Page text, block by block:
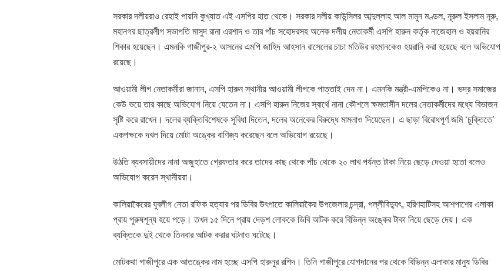
সরকার দলীয়রাও রেহাই পায়নি কুখ্যাত এই এসপির হাত থেকে। সরকার দলীয় কাউন্সিলর আব্দুল্লাহ আল মামুন মণ্ডল, নূরুল ইসলাম নূরু,
মহানগর ছাত্রলীগ সভাপতি মাসুদ রানা এরশাদ ও তার পাঁচ সহোদরসহ অনেক দলীয় নেতাকর্মী এসপি হারুন কর্তৃক নাজেহাল ও হয়রানির
শিকার হয়েছেন। এমনকি গাজীপুর-২ আসনের এমপি জাহিদ আহসান রাসেলের চাচা মতিউর রহমানকেও হয়রানি করা হয়েছে বলে অভিযোগ
রয়েছে।
আওয়ামী লীগ নেতাকর্মীরা জানান, এসপি হারুন স্থানীয় আওয়ামী লীগকে পাত্তাই দেন না। এমনকি মন্ত্রী-এমপিকেও না। ভদ্র সমাজের
কেউ ভয়ে তার কাছে অভিযোগ নিয়ে যেতেন না। এসপি হারুন নিজের স্বার্থে নানা কৌশলে ক্ষমতাসীন দলের নেতাকর্মীদের মধ্যে বিভাজন
সৃষ্টি করে রাখেন। দলের ব্যক্তিবিশেষকে সুবিধা দিতেন, দলের অনেকের বিরুদ্ধে মামলাও দিয়েছেন। এ ছাড়া বিরোধপূর্ণ জমি ‘চুক্তিতে’
একপক্ষকে দখল দিয়ে মোটা অঙ্কের বাণিজ্য করেছেন বলে অভিযোগ রয়েছে।
উঠতি ব্যবসায়ীদের নানা অজুহাতে গ্রেফতার করে তাদের কাছ থেকে পাঁচ থেকে ২০ লাখ পর্যন্ত টাকা নিয়ে ছেড়ে দেওয়া হতো বলেও
অভিযোগ করেন স্থানীয়রা।
কালিয়াকৈরের যুবলীগ নেতা রফিক হত্যার পর ডিবির উৎপাতে কালিয়াকৈর উপজেলার চন্দ্রা, পল্লীবিদ্যুৎ, হরিণহাটিসহ আশপাশের এলাকা
প্রায় পুরুষশূন্য হয়ে পড়ে। তখন ১৫ দিনে প্রায় দেড়শ লোককে ডিবি আটক করে বিভিন্ন অঙ্কের টাকা নিয়ে ছেড়ে দেয়। এক
ব্যক্তিকে দুই থেকে তিনবার আটক করার ঘটনাও ঘটেছে।
মোটকথা গাজীপুরে এক আতঙ্কের নাম হচ্ছে এসপি হারুনুর রশিদ। তিনি গাজীপুরে যোগদানের পর থেকে বিভিন্ন এলাকার মানুষ ডিবির